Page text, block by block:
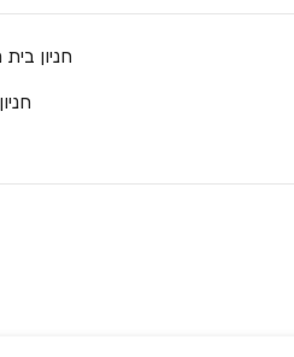
חניון